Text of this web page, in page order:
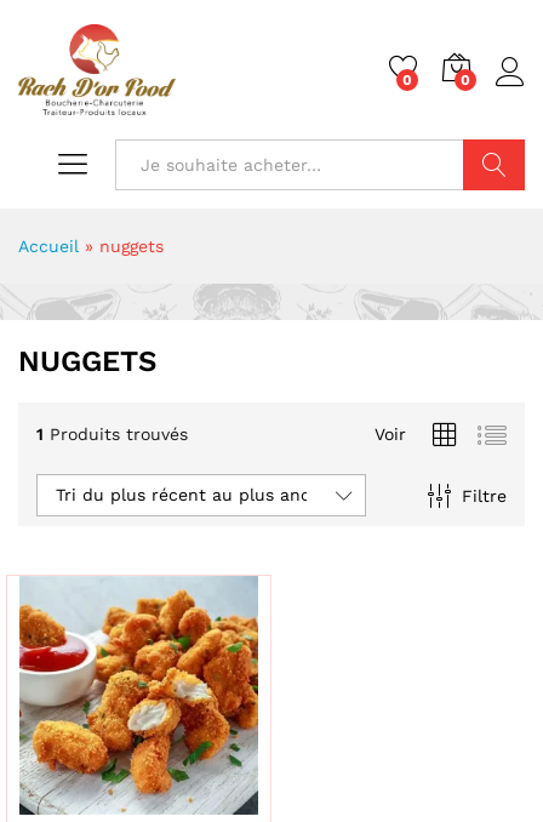
0 0
Accueil » nuggets
NUGGETS
1 Produits trouvés Voir
Filtre
Tri du plus récent au plus ancien